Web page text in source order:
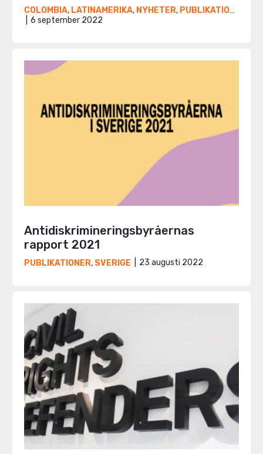
COLOMBIA, LATINAMERIKA, NYHETER, PUBLIKATIONER
6 september 2022
Antidiskrimineringsbyråernas
rapport 2021
PUBLIKATIONER, SVERIGE 23 augusti 2022